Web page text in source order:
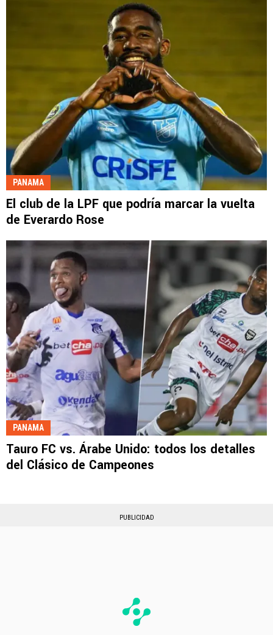
PANAMA
El club de la LPF que podría marcar la vuelta
de Everardo Rose
PANAMA
Tauro FC vs. Árabe Unido: todos los detalles
del Clásico de Campeones
PUBLICIDAD